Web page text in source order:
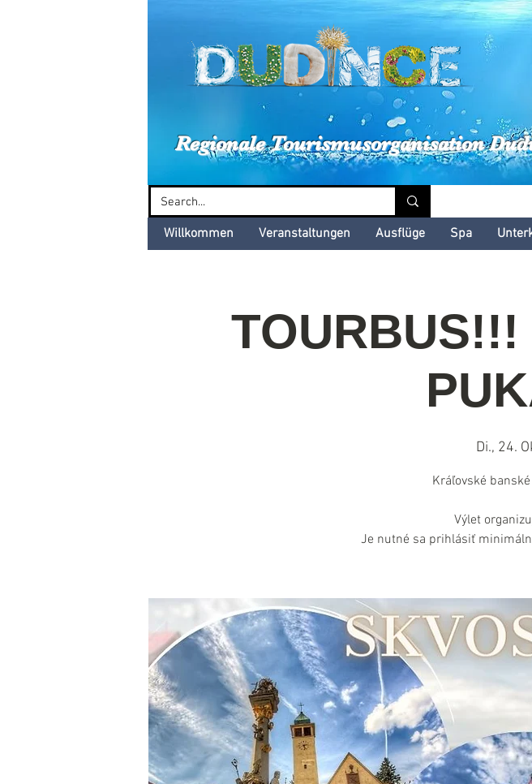
Dudinské
Regionale Tourismusorganisation
Willkommen Veranstaltungen Ausflüge Spa
Di., 24.
Kráľovské
Výlet